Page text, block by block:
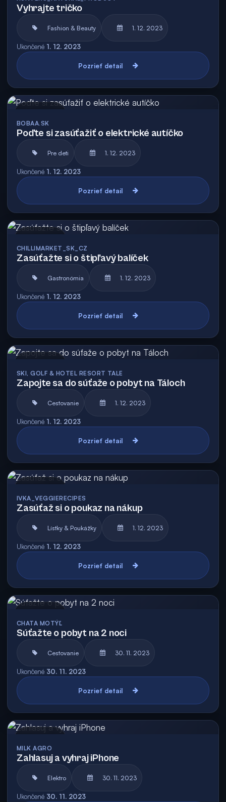
Vyhrajte tričko
Fashion & Beauty 1. 12. 2023
Ukončené 1. 12. 2023
Pozrieť detail
BOBAA.SK
Poďte si zasúťažiť o elektrické autíčko
Pre deti 1. 12. 2023
Ukončené 1. 12. 2023
Pozrieť detail
CHILLIMARKET_SK_CZ
Zasúťažte si o štipľavý balíček
Gastronómia 1. 12. 2023
Ukončené 1. 12. 2023
Pozrieť detail
SKI, GOLF & HOTEL RESORT TALE
Zapojte sa do súťaže o pobyt na Táloch
Cestovanie 1. 12. 2023
Ukončené 1. 12. 2023
Pozrieť detail
IVKA_VEGGIERECIPES
Zasúťaž si o poukaz na nákup
Lístky & Poukážky 1. 12. 2023
Ukončené 1. 12. 2023
Pozrieť detail
CHATA MOTÝĽ
Súťažte o pobyt na 2 noci
Cestovanie 30. 11. 2023
Ukončené 30. 11. 2023
Pozrieť detail
MILK AGRO
Zahlasuj a vyhraj iPhone
Elektro 30. 11. 2023
Ukončené 30. 11. 2023